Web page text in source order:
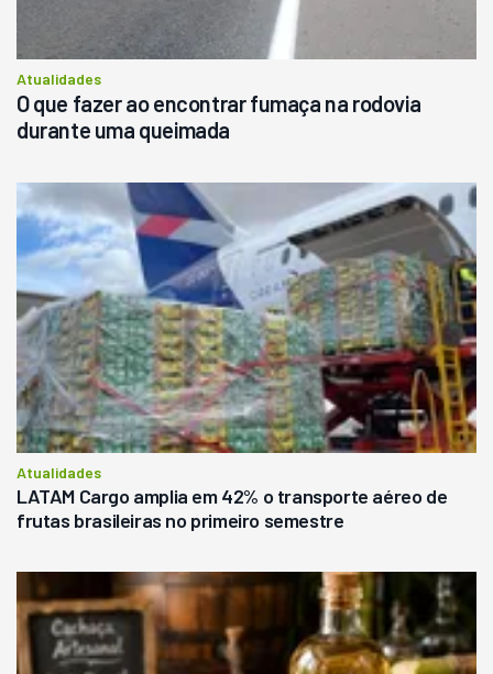
Atualidades
O que fazer ao encontrar fumaça na rodovia
durante uma queimada
Atualidades
LATAM Cargo amplia em 42% o transporte aéreo de
frutas brasileiras no primeiro semestre